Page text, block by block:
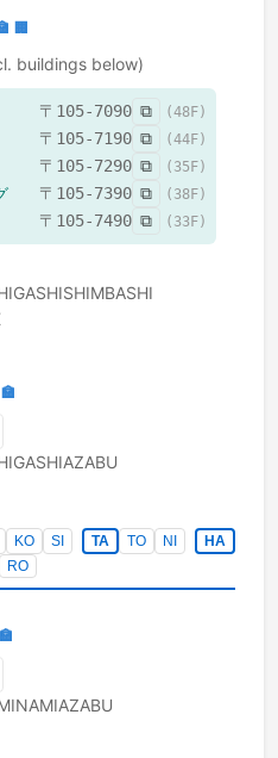
🏢
buildings below)
〒 105-7090 ⧉ (48F)
〒 105-7190 ⧉ (44F)
〒 105-7290 ⧉ ( 35 F)
〒 105-7390 ⧉ ( 38F)
〒 105-7490 ⧉ ( 33F)
🏣
KO SI TA TO NI
HA
RO
🏣